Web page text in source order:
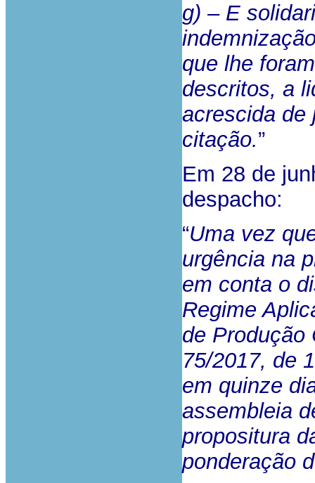
g) – E
que lhe
descritos, a
acrescida de
citação.”
Em 28 de
despacho:
“Uma vez
urgência na
em conta o
Regime
de Produção
75/2017, de
em quinze
assembleia
propositura
ponderação